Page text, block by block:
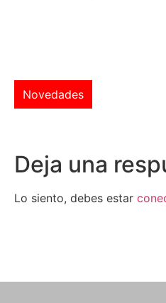
Novedades
Deja una
Lo siento, debes estar